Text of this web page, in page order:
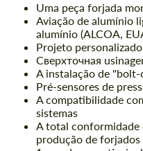
Uma peça forjada
Aviação de alumínio
alumínio (ALCOA,
Projeto
Сверхточная
A instalação de "bolt-
Pré-sensores de
A compatibilidade
sistemas
A total conformidade
produção de forjados